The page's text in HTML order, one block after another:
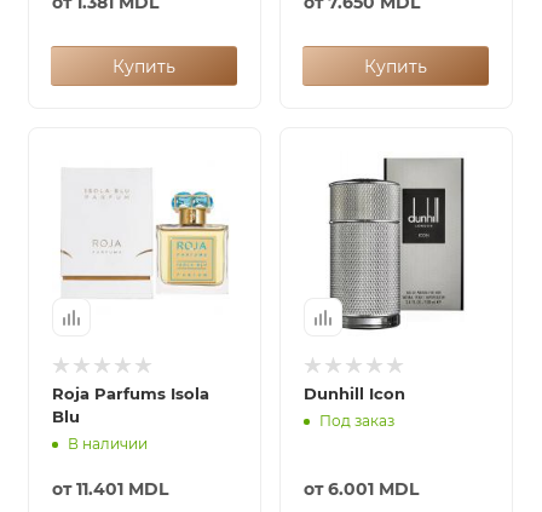
Купить Купить
Roja Parfums Isola
Blu
В наличии
от11.401 MDL
Dunhill Icon
Под заказ
от6.001 MDL